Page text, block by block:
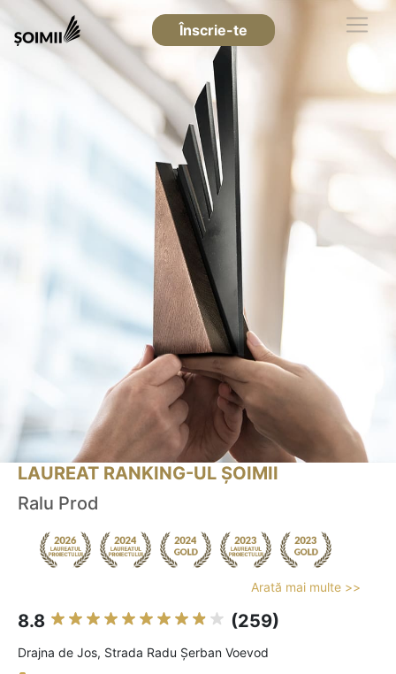
Înscrie-te
LAUREAT RANKING-UL ȘOIMII
Ralu Prod
Arată mai multe >>
8.8 (259)
Drajna de Jos, Strada Radu Șerban Voevod